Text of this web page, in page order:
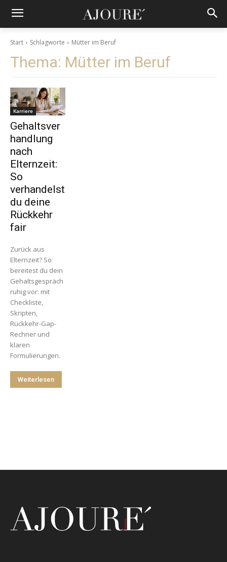
Start Schlagworte Mütter im Beruf
Thema: Mütter im Beruf
Karriere
Gehaltsver
handlung
nach
Elternzeit:
So
verhandelst
du deine
Rückkehr
fair
Zurück aus
Elternzeit? So
bereitest du dein
Gehaltsgespräch
ruhig vor: mit
Checkliste,
Skripten,
Rückkehr-Gap-
Rechner und
klaren
Formulierungen.
Weiterlesen